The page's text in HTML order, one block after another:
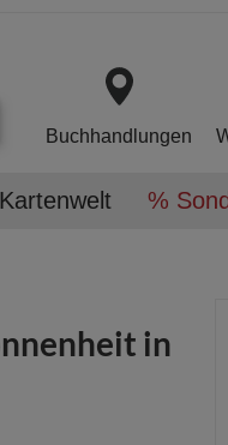
Buchhandlungen
Kartenwelt %
in